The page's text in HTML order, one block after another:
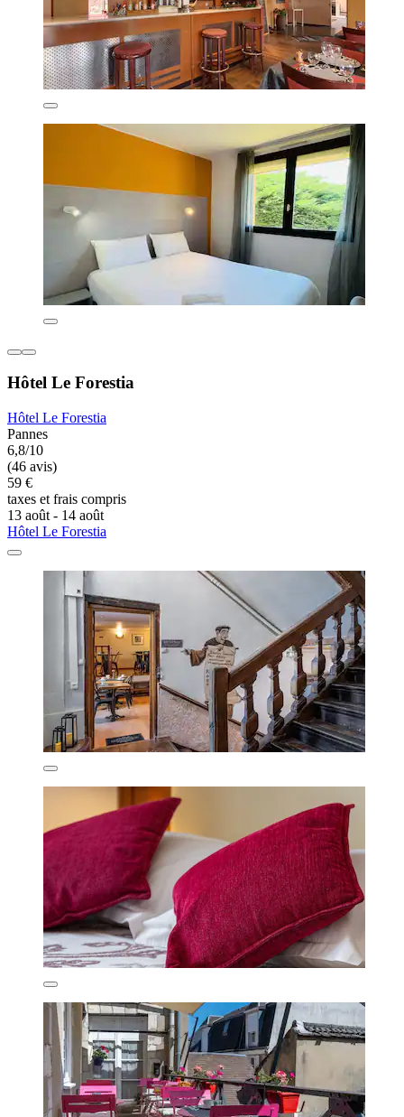
Hôtel Le Forestia
Hôtel Le Forestia
Pannes
6,8/10
(46 avis)
59 €
taxes et frais compris
13 août - 14 août
Hôtel Le Forestia